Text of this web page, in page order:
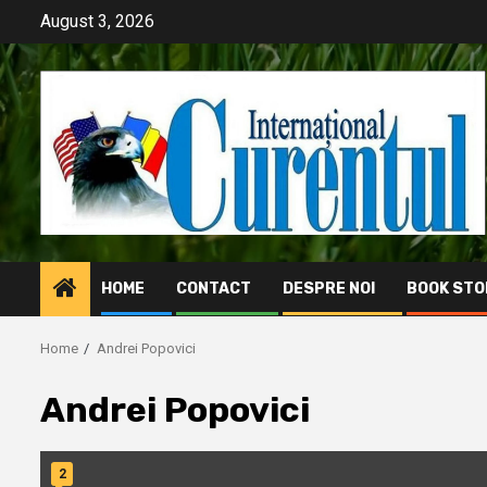
content
August 3, 2026
HOME CONTACT DESPRE NOI BOOK
Home Andrei Popovici
Andrei Popovici
2